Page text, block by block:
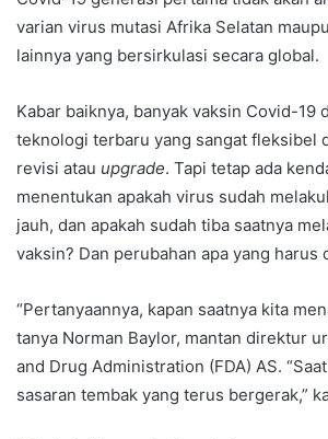
varian virus mutasi Afrika Selatan
lainnya yang bersirkulasi secara global.
Kabar baiknya, banyak vaksin Covid-19
teknologi terbaru yang sangat fleksibel
revisi atau upgrade. Tapi tetap ada
menentukan apakah virus sudah
jauh, dan apakah sudah tiba saatnya
vaksin? Dan perubahan apa yang harus
“Pertanyaannya, kapan saatnya kita
tanya Norman Baylor, mantan direktur
and Drug Administration (FDA) AS.
sasaran tembak yang terus bergerak,”